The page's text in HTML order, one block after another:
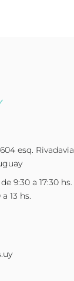
esq. Rivadavia
9:30 a 17:30 hs.
13 hs.